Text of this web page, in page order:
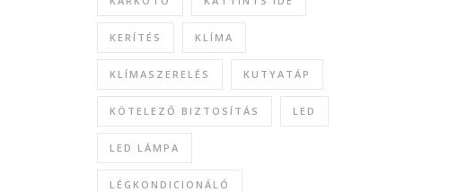
KERÍTÉS KLÍMA
KLÍMASZERELÉS KUTYATÁP
KÖTELEZŐ BIZTOSÍTÁS LED
LED LÁMPA
LÉGKONDICIONÁLÓ